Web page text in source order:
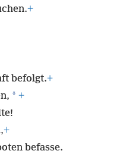
+
befolgt.+
* +
+
befasse.